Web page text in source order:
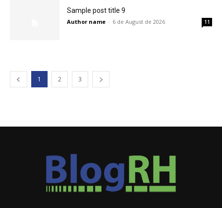
Sample post title 9
Author name - 6 de August de 2026 11
1 2 3